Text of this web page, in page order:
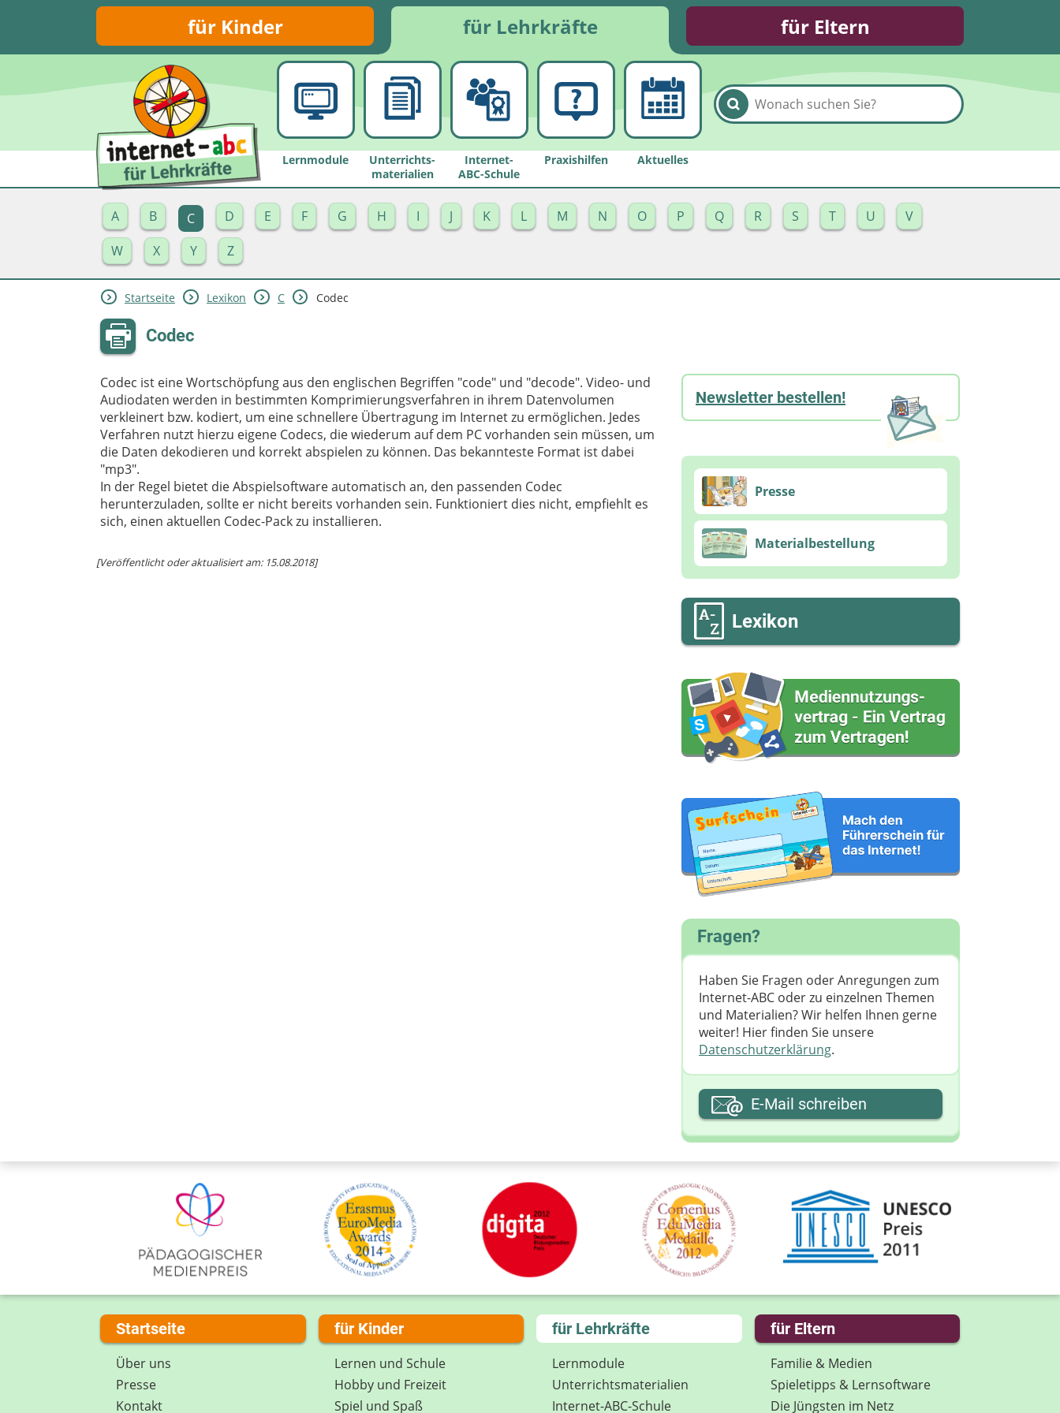
für Kinder für Lehrkräfte für Eltern
Lernmodule
Unterrichts­
materialien
Internet-
ABC-Schule
Praxishilfen Aktuelles
A B C D E F G H I J K L M N O P Q R S T U
V
W
X Y Z
Startseite Lexikon C Codec
Codec
Codec ist eine Wortschöpfung aus den englischen Begriffen "code" und "decode". Video- und
Audiodaten werden in bestimmten Komprimierungsverfahren in ihrem Datenvolumen
verkleinert bzw. kodiert, um eine schnellere Übertragung im Internet zu ermöglichen. Jedes
Verfahren nutzt hierzu eigene Codecs, die wiederum auf dem PC vorhanden sein müssen, um
die Daten dekodieren und korrekt abspielen zu können. Das bekannteste Format ist dabei
"mp3".
In der Regel bietet die Abspielsoftware automatisch an, den passenden Codec
herunterzuladen, sollte er nicht bereits vorhanden sein. Funktioniert dies nicht, empfiehlt es
sich, einen aktuellen Codec-Pack zu installieren.
[Veröffentlicht oder aktualisiert am: 15.08.2018]
Newsletter bestellen!
Presse
Materialbestellung
Lexikon
Fragen?
Haben Sie Fragen oder Anregungen zum
Internet-ABC oder zu einzelnen Themen
und Materialien? Wir helfen Ihnen gerne
weiter! ​Hier finden Sie unsere
Datenschutzerklärung.
Ihre E-Mail-Adresse
Ihre Nachricht
E-Mail schreiben
Startseite
Über uns
Presse
Kontakt
für Kinder
Lernen und Schule
Hobby und Freizeit
Spiel und Spaß
für Lehrkräfte
Lernmodule
Unterrichts­materialien
Internet-ABC-Schule
für Eltern
Familie & Medien
Spieletipps & Lernsoftware
Die Jüngsten im Netz